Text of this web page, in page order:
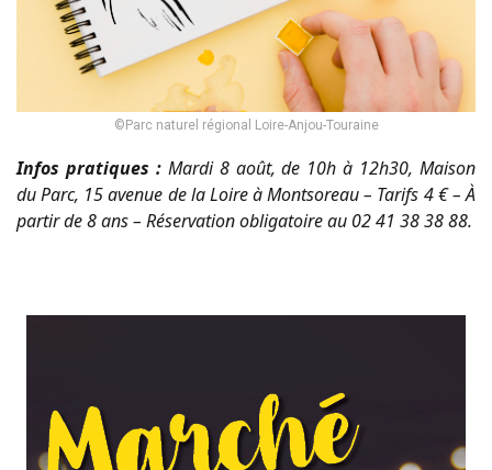
©Parc naturel régional Loire-Anjou-Touraine
Infos pratiques :Mardi 8 août, de 10h à 12h30, Maison
du Parc, 15 avenue de la Loire à Montsoreau – Tarifs 4 € – À
partir de 8 ans – Réservation obligatoire au 02 41 38 38 88.